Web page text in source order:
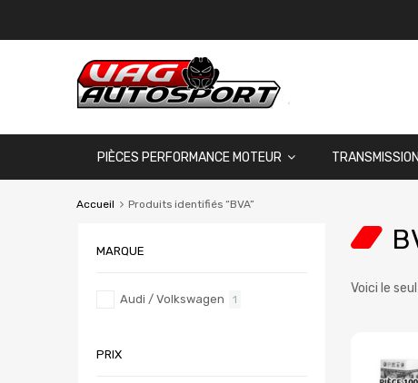
PIÈCES PERFORMANCE MOTEUR TRANSMISSION
Accueil Produits identifiés “BVA”
Voici le
MARQUE
Audi / Volkswagen 1
PRIX